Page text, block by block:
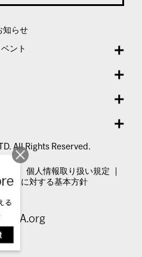
知らせ
ント
All Rights Reserved.
個人情報取り扱い規定
ントに対する基本方針